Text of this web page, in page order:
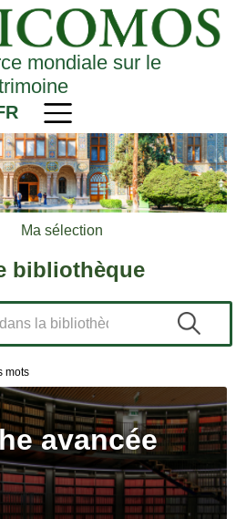
mondiale sur le
Ma sélection
bibliothèque
mots
avancée